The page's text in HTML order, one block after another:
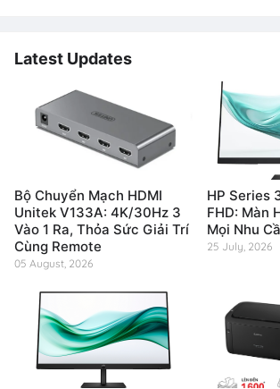
Latest Updates
Bộ Chuyển Mạch HDMI
Unitek V133A: 4K/30Hz 3
Vào 1 Ra, Thỏa Sức Giải Trí
Cùng Remote
05 August, 2026
HP Series
FHD: Màn
Mọi Nhu
25 July, 2026